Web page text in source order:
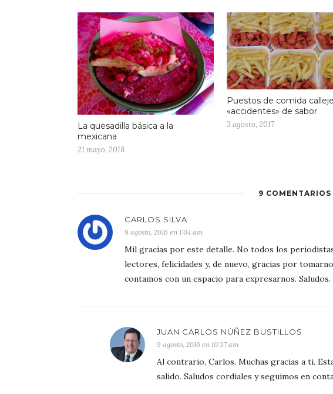
La quesadilla básica a la
mexicana
21 mayo, 2018
Puestos de comida
«accidentes» de sabor
3 agosto, 2017
9 COMENTARIOS
CARLOS SILVA
9 agosto, 2016 en 1:04 am
Mil gracias por este detalle. No todos los
lectores, felicidades y, de nuevo, gracias por
contamos con un espacio para expresarnos. Saludos.
JUAN CARLOS NÚÑEZ BUSTILLOS
9 agosto, 2016 en 10:37 am
Al contrario, Carlos. Muchas gracias a ti.
salido. Saludos cordiales y seguimos en